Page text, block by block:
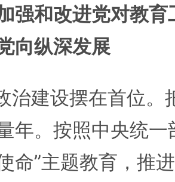
强和改进党对教
向纵深发展
建设摆在首位。
年。按照中央统一
命”主题教育，推